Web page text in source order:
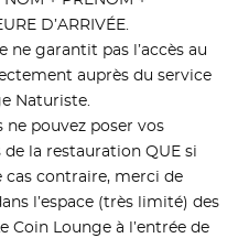
D’ARRIVÉE.
ne garantit pas l’accès au
auprès du service
Naturiste.
ne pouvez poser vos
la restauration QUE si
cas contraire, merci de
l’espace (très limité) des
Coin Lounge à l’entrée de